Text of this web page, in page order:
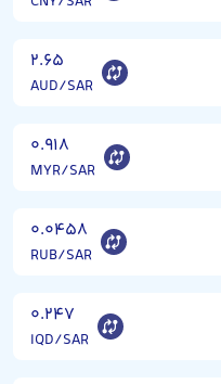
۲.۶۵
AUD/SAR
۰.۹۱۸
MYR/SAR
۰.۰۴۵۸
RUB/SAR
۰.۲۴۷
IQD/SAR